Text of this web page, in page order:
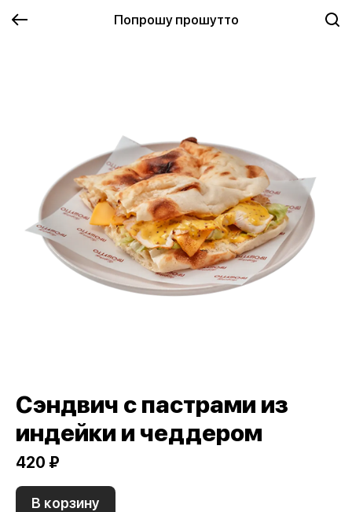
Попрошу прошутто
Сэндвич с пастрами из
индейки и чеддером
420 ₽
В корзину